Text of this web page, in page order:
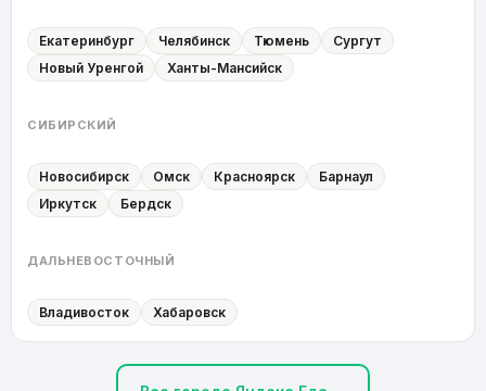
Екатеринбург Челябинск Тюмень
Сургут
Новый Уренгой
Ханты-Мансийск
СИБИРСКИЙ
Новосибирск Омск Красноярск
Барнаул
Иркутск
Бердск
ДАЛЬНЕВОСТОЧНЫЙ
Владивосток Хабаровск